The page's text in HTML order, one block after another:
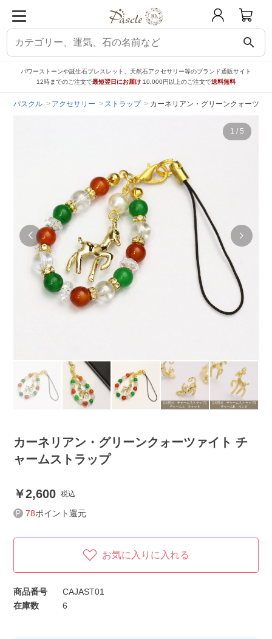
search
パワーストーンや誕生石ブレスレット、天然石アクセサリー等のブランド通販サイト
12時までのご注文で最短翌日にお届け 10,000円以上のご注文で送料無料
パスクル アクセサリー ストラップ カーネリアン・グリーンクォーツァ
1 / 5
カーネリアン・グリーンクォーツァイト チ
ャームストラップ
2,600 税込
78ポイント還元
お気に入りに入れる
商品番号
CAJAST01
在庫数
6